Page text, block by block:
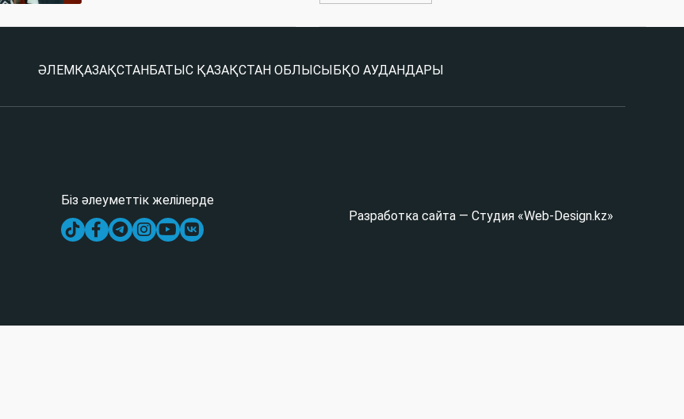
ӘЛЕМ ҚАЗАҚСТАН БАТЫС ҚАЗАҚСТАН ОБЛЫСЫ БҚО АУДАНДАРЫ
Біз әлеуметтік желілерде
Разработка сайта — Студия «Web-Design.kz»